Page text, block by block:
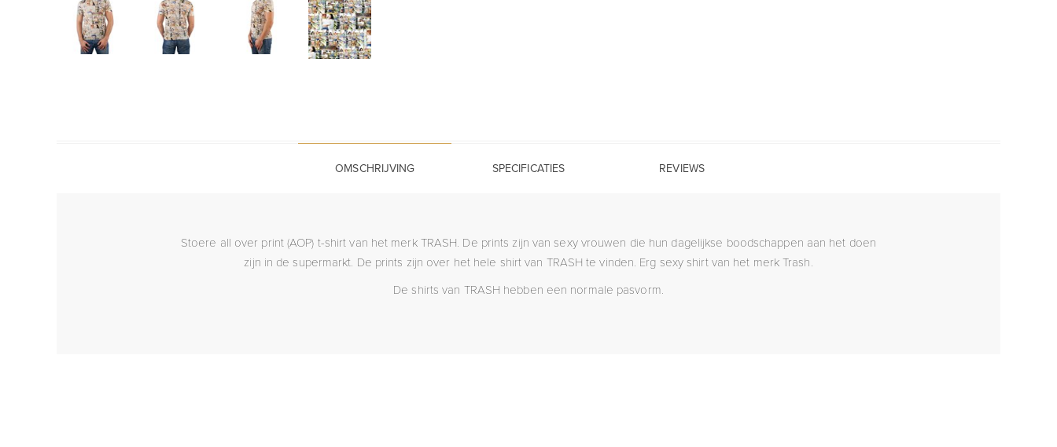
OMSCHRIJVING SPECIFICATIES REVIEWS
Stoere all over print (AOP) t-shirt van het merk TRASH. De prints zijn van sexy vrouwen die hun dagelijkse boodschappen aan het doen
zijn in de supermarkt. De prints zijn over het hele shirt van TRASH te vinden. Erg sexy shirt van het merk Trash.
De shirts van TRASH hebben een normale pasvorm.